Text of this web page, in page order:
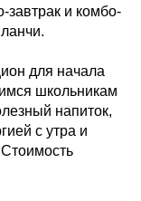
завтрак и комбо-
для начала
школьникам
напиток,
с утра и